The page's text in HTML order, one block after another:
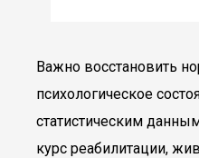
Важно восстановить
психологическое
статистическим
курс реабилитации,